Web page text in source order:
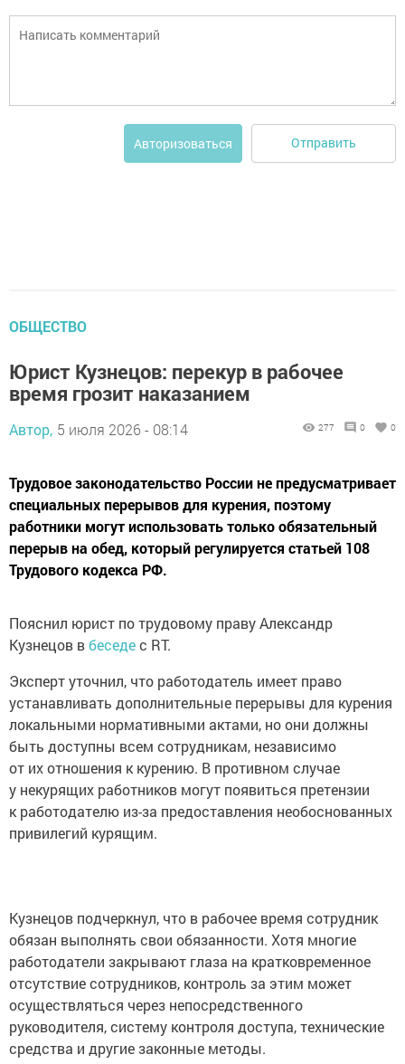
Авторизоваться Отправить
ОБЩЕСТВО
Юрист Кузнецов: перекур в рабочее
время грозит наказанием
Автор, 5 июля 2026 - 08:14 277 0 0
Трудовое законодательство России не предусматривает
специальных перерывов для курения, поэтому
работники могут использовать только обязательный
перерыв на обед, который регулируется статьей 108
Трудового кодекса РФ.
Пояснил юрист по трудовому праву Александр
Кузнецов вбеседес RT.
Эксперт уточнил, что работодатель имеет право
устанавливать дополнительные перерывы для курения
локальными нормативными актами, но они должны
быть доступны всем сотрудникам, независимо
от их отношения к курению. В противном случае
у некурящих работников могут появиться претензии
к работодателю из-за предоставления необоснованных
привилегий курящим.
Кузнецов подчеркнул, что в рабочее время сотрудник
обязан выполнять свои обязанности. Хотя многие
работодатели закрывают глаза на кратковременное
отсутствие сотрудников, контроль за этим может
осуществляться через непосредственного
руководителя, систему контроля доступа, технические
средства и другие законные методы.